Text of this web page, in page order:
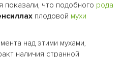
что подобного рода
плодовой мухи
над этими мухами,
наличия странной